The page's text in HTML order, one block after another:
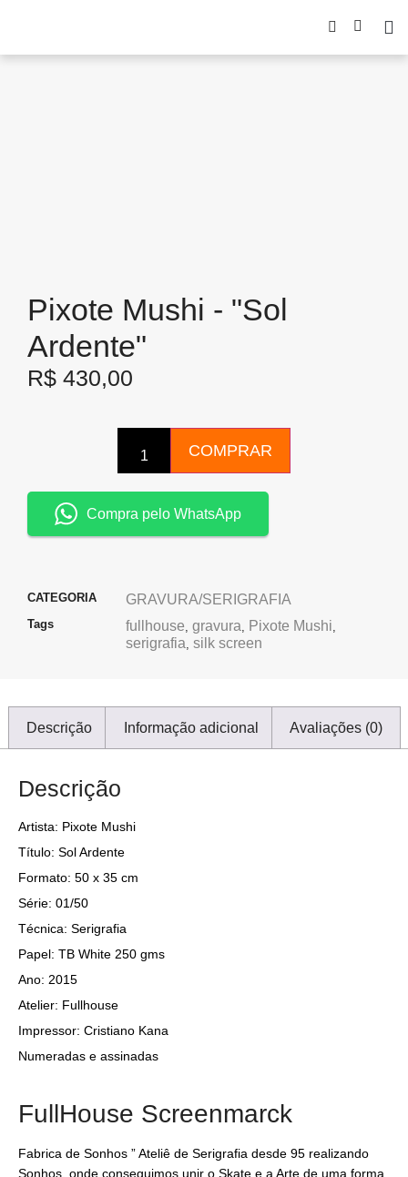
Pixote Mushi - "Sol
Ardente"
R$ 430,00
COMPRAR
Compra pelo WhatsApp
CATEGORIA GRAVURA/SERIGRAFIA
Tags fullhouse, gravura, Pixote Mushi,
serigrafia, silk screen
Descrição Informação adicional Avaliações (0)
Descrição
Artista: Pixote Mushi
Título: Sol Ardente
Formato: 50 x 35 cm
Série: 01/50
Técnica: Serigrafia
Papel: TB White 250 gms
Ano: 2015
Atelier: Fullhouse
Impressor: Cristiano Kana
Numeradas e assinadas
FullHouse Screenmarck
Fabrica de Sonhos ” Ateliê de Serigrafia desde 95 realizando
Sonhos, onde conseguimos unir o Skate e a Arte de uma forma